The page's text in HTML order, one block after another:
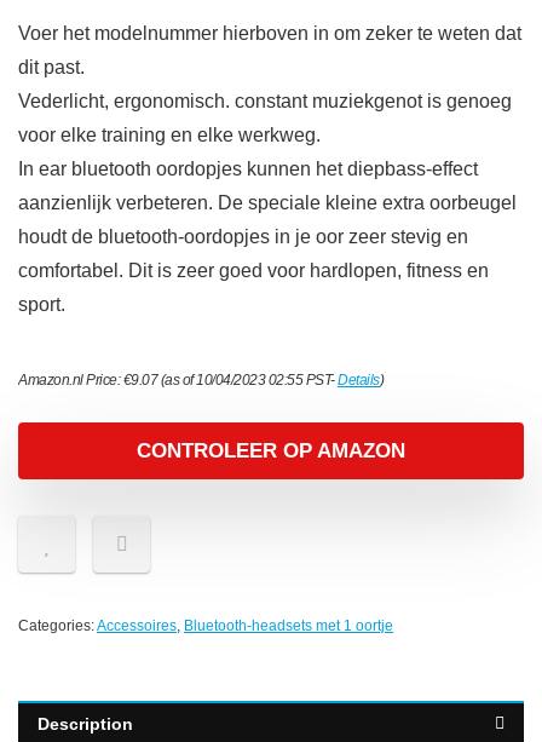
Voer het modelnummer hierboven in om zeker te weten dat
dit past.
Vederlicht, ergonomisch. constant muziekgenot is genoeg
voor elke training en elke werkweg.
In ear bluetooth oordopjes kunnen het diepbass-effect
aanzienlijk verbeteren. De speciale kleine extra oorbeugel
houdt de bluetooth-oordopjes in je oor zeer stevig en
comfortabel. Dit is zeer goed voor hardlopen, fitness en
sport.
Amazon.nl Price:€9.07(as of 10/04/2023 02:55 PST-Details)
CONTROLEER OP AMAZON
Categories:Accessoires, Bluetooth-headsets met 1 oortje
Description